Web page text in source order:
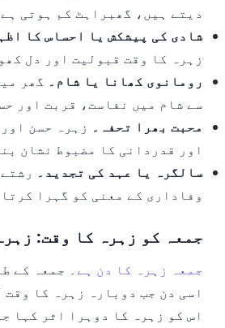
دیتے ہیں، گھبراہٹ کم ہوتی
شادی کی پیشکش یا احساس کا
زہرہ کا وقت قبولیت اور دل
رومانوی کھانا یا شام۔ گھر
سے شام میں نفاست، قربت اور
محبت بھرا تحفہ۔ زہرہ حسن
اور قدردانی کا مضبوط نشان
سالگرہ یا عہد کی تجدید۔
وفاداری کے معنی کو گہرا
جمعہ کو زہرہ کا وقت:
جمعہ زہرہ کا دن ہے۔ جمعہ کے
اسی دن جب دوبارہ زہرہ کا
اس کو زہرہ کا دوہرا اثر کہا